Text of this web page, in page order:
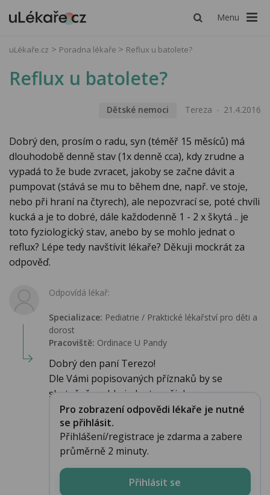
Menu
uLékaře.cz Poradna lékaře Reflux u batolete?
Reflux u batolete?
Dětské nemoci Tereza 21.4.2016
Dobrý den, prosím o radu, syn (téměř 15 měsíců) má
dlouhodobě denně stav (1x denně cca), kdy zrudne a
vypadá to že bude zvracet, jakoby se začne dávit a
pumpovat (stává se mu to během dne, např. ve stoje,
nebo při hraní na čtyrech), ale nepozvrací se, poté chvíli
kucká a je to dobré, dále každodenně 1 - 2 x škytá .. je
toto fyziologický stav, anebo by se mohlo jednat o
reflux? Lépe tedy navštívit lékaře? Děkuji mockrát za
odpověď.
Odpovídá lékař:
Specializace: Pediatrie / Praktické lékařství pro děti a
dorost
Pracoviště: Ordinace U Pandy
Dobrý den paní Terezo!
Dle Vámi popisovaných příznaků by se
skutečně mohlo jednat o nějak...
Pro zobrazení odpovědi lékaře je nutné
se přihlásit.
Přihlášení/registrace je zdarma a zabere
průměrně 2 minuty.
Přihlásit se